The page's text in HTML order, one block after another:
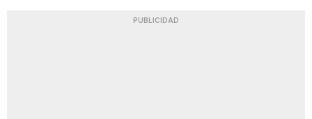
PUBLICIDAD